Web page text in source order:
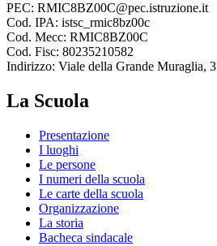
PEC: RMIC8BZ00C@pec.istruzione.it
Cod. IPA: istsc_rmic8bz00c
Cod. Mecc: RMIC8BZ00C
Cod. Fisc: 80235210582
Indirizzo: Viale della Grande Muraglia,
La Scuola
Presentazione
I luoghi
Le persone
I numeri della scuola
Le carte della scuola
Organizzazione
La storia
Bacheca sindacale